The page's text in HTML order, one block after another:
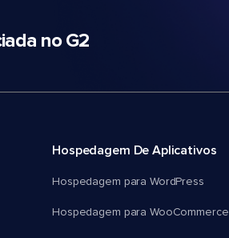
no G2
Hospedagem De Aplicativos
Hospedagem para WordPress
Hospedagem para WooCommerce